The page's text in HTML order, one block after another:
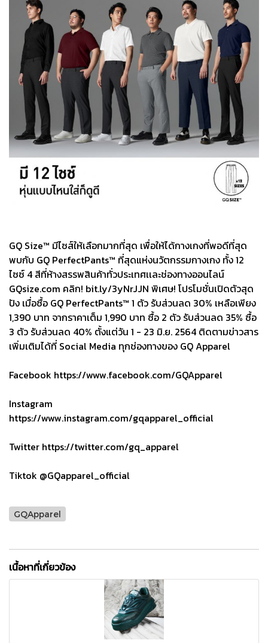
GQ Size™ มีไซส์ให้เลือกมากที่สุด เพื่อให้ได้กางเกงที่พอดีที่สุด
พบกับ GQ PerfectPants™ ที่สุดแห่งนวัตกรรมกางเกง ทั้ง 12
ไซซ์ 4 สีที่ห้างสรรพสินค้าทั่วประเทศเเละช่องทางออนไลน์
GQsize.com คลิก! bit.ly/3yNrJJN พิเศษ! โปรโมชั่นเปิดตัวสุด
ปัง เมื่อซื้อ GQ PerfectPants™ 1 ตัว รับส่วนลด 30% เหลือเพียง
1,390 บาท จากราคาเต็ม 1,990 บาท ซื้อ 2 ตัว รับส่วนลด 35% ซื้อ
3 ตัว รับส่วนลด 40% ตั้งแต่วัน 1 - 23 มิ.ย. 2564 ติดตามข่าวสาร
เพิ่มเติมได้ที่ Social Media ทุกช่องทางของ GQ Apparel
Facebook https://www.facebook.com/GQApparel
Instagram
https://www.instagram.com/gqapparel_official
Twitter https://twitter.com/gq_apparel
Tiktok @GQapparel_official
GQApparel
เนื้อหาที่เกี่ยวข้อง